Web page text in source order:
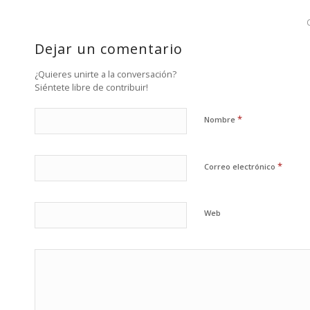
Dejar un comentario
¿Quieres unirte a la conversación?
Siéntete libre de contribuir!
Nombre *
Correo electrónico *
Web